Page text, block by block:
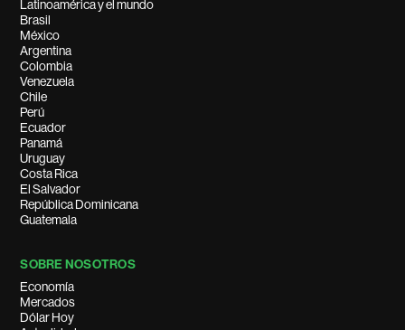
Latinoamérica y el mundo
Brasil
México
Argentina
Colombia
Venezuela
Chile
Perú
Ecuador
Panamá
Uruguay
Costa Rica
El Salvador
República Dominicana
Guatemala
SOBRE NOSOTROS
Economía
Mercados
Dólar Hoy